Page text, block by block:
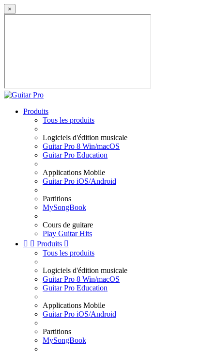
×
Produits
Tous les produits
Logiciels d'édition musicale
Guitar Pro 8 Win/macOS
Guitar Pro Education
Applications Mobile
Guitar Pro iOS/Android
Partitions
MySongBook
Cours de guitare
Play Guitar Hits
  Produits 
Tous les produits
Logiciels d'édition musicale
Guitar Pro 8 Win/macOS
Guitar Pro Education
Applications Mobile
Guitar Pro iOS/Android
Partitions
MySongBook